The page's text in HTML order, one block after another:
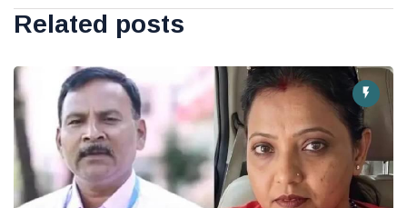
Related posts